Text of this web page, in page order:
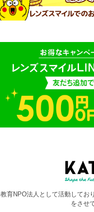
教育NPO法人として活動してお
をさせ